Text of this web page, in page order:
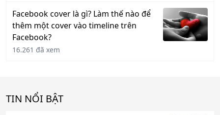
Facebook cover là gì? Làm thế nào để
thêm một cover vào timeline trên
Facebook?
16.261 đã xem
TIN NỔI BẬT